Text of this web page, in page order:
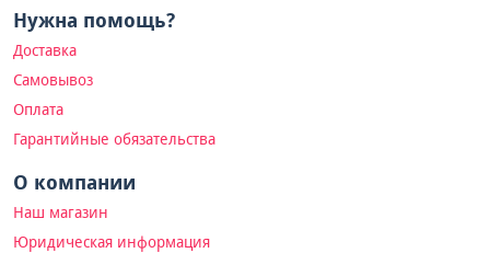
Нужна помощь?
Доставка
Самовывоз
Оплата
Гарантийные обязательства
О компании
Наш магазин
Юридическая информация